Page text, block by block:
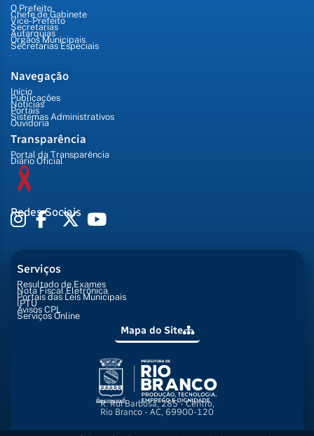
O Prefeito
Chefe de Gabinete
Vice-Prefeito
Secretarias
Autarquias
Órgãos Municipais
Secretarias Especiais
Navegação
Início
Publicações
Notícias
Portais
Sistemas Administrativos
Ouvidoria
Transparência
Portal da Transparência
Diário Oficial
Redes Sociais
Serviços
Resultado de Exames
Nota Fiscal Eletrônica
Portais das Leis Municipais
IPTU
Avisos CPL
Serviços Online
Mapa do Site
R. Rui Barbosa, 285 - Centro,
Rio Branco - AC, 69900-120